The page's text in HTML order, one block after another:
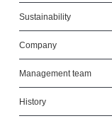
Sustainability
Company
Management team
History